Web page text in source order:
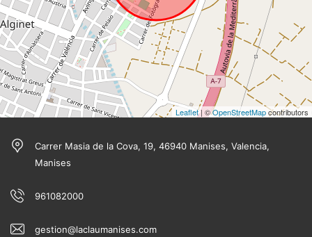
Leaflet| ©OpenStreetMapcontributors
Carrer Masia de la Cova, 19, 46940 Manises, Valencia,
Manises
961082000
gestion@laclaumanises.com